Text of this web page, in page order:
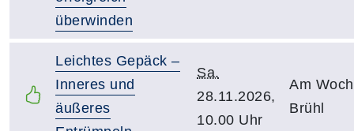
überwinden
Leichtes Gepäck –
Inneres und
äußeres
Sa.
28.11.2026,
10.00 Uhr
Am
Brühl